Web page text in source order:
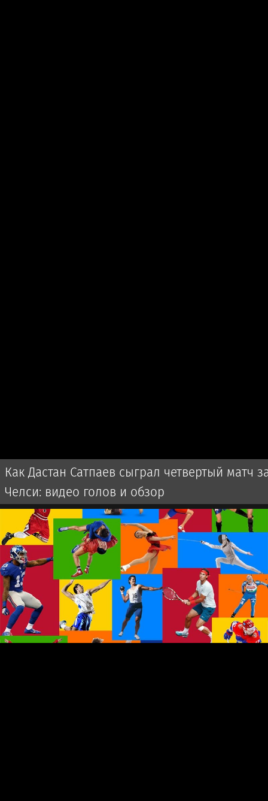
Как Дастан Сатпаев сыграл четвертый матч
Челси: видео голов и обзор